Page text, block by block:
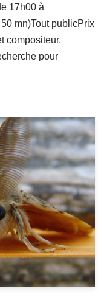
17h00 à
mn)Tout publicPrix
compositeur,
pour